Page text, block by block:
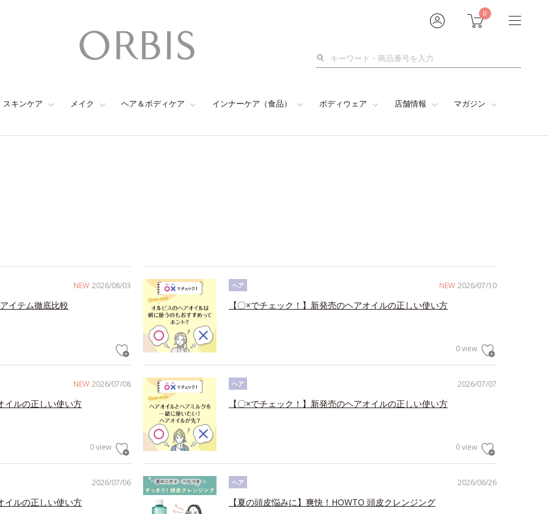
0
検
スキンケア メイク ヘア＆ボディケア インナーケア（食品） ボディウェア 店舗情報 マガジン
NEW 2026/08/03
イテム徹底比較
NEW 2026/07/10
ヘア
【〇×でチェック！】新発売のヘアオイルの正しい使い方
0 view
NEW 2026/07/08
イルの正しい使い方
0 view
2026/07/07
ヘア
【〇×でチェック！】新発売のヘアオイルの正しい使い方
0 view
2026/07/06
イルの正しい使い方
2026/06/26
ヘア
【夏の頭皮悩みに】爽快！HOWTO 頭皮クレンジング